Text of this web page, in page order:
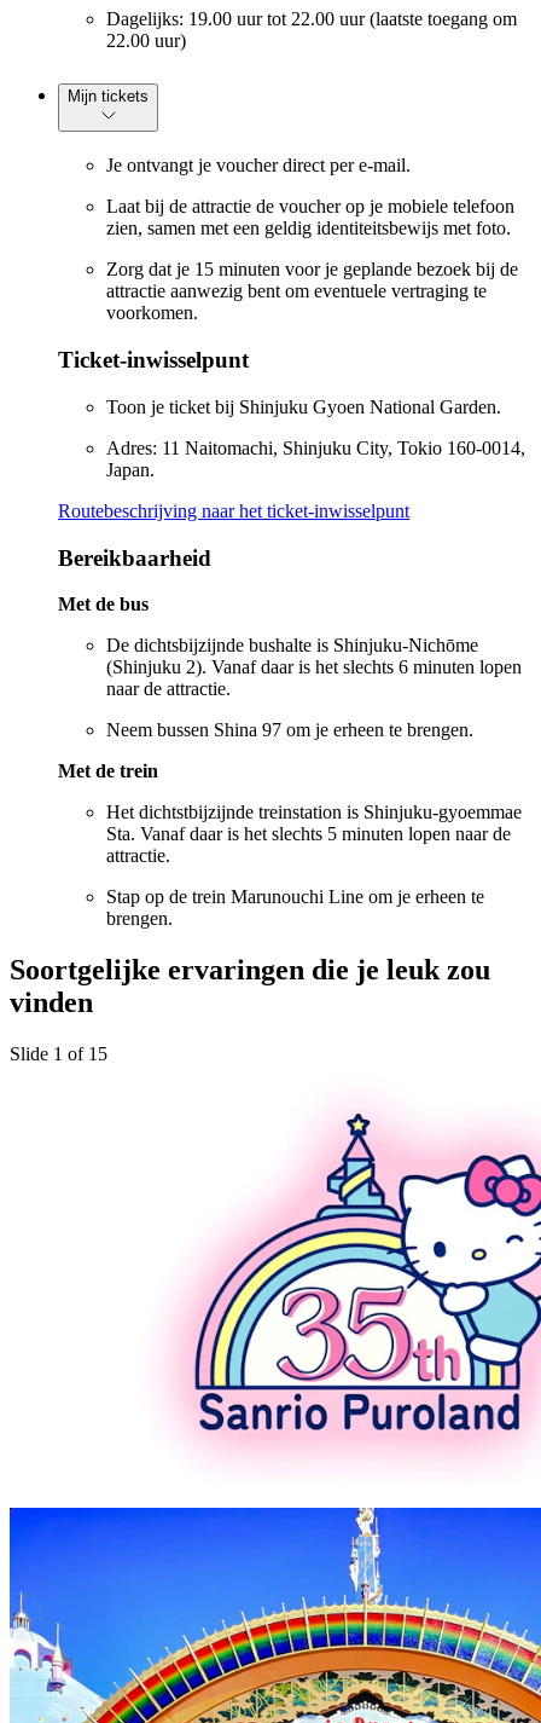
Dagelijks: 19.00 uur tot 22.00 uur (laatste toegang om
22.00 uur)
Mijn tickets
Je ontvangt je voucher direct per e-mail.
Laat bij de attractie de voucher op je mobiele telefoon
zien, samen met een geldig identiteitsbewijs met foto.
Zorg dat je 15 minuten voor je geplande bezoek bij de
attractie aanwezig bent om eventuele vertraging te
voorkomen.
Ticket-inwisselpunt
Toon je ticket bij Shinjuku Gyoen National Garden.
Adres: 11 Naitomachi, Shinjuku City, Tokio 160-0014,
Japan.
Routebeschrijving naar het ticket-inwisselpunt
Bereikbaarheid
Met de bus
De dichtsbijzijnde bushalte is Shinjuku-Nichōme
(Shinjuku 2). Vanaf daar is het slechts 6 minuten lopen
naar de attractie.
Neem bussen Shina 97 om je erheen te brengen.
Met de trein
Het dichtstbijzijnde treinstation is Shinjuku-gyoemmae
Sta. Vanaf daar is het slechts 5 minuten lopen naar de
attractie.
Stap op de trein Marunouchi Line om je erheen te
brengen.
Soortgelijke ervaringen die je leuk zou
vinden
Slide 1 of 15